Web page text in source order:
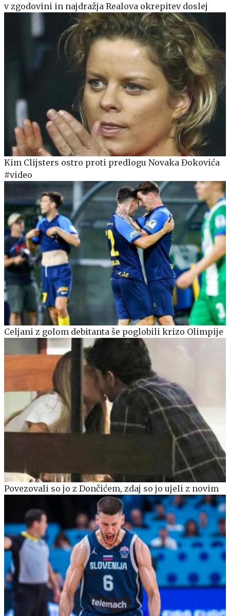
v zgodovini in najdražja Realova okrepitev doslej
Kim Clijsters ostro proti predlogu Novaka Đokovića
#video
Celjani z golom debitanta še poglobili krizo Olimpije
Povezovali so jo z Dončićem, zdaj so jo ujeli z novim